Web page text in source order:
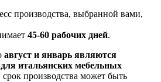
производства, выбранной вами,
45-60 рабочих дней.
август и январь являются
итальянских мебельных
срок производства может быть